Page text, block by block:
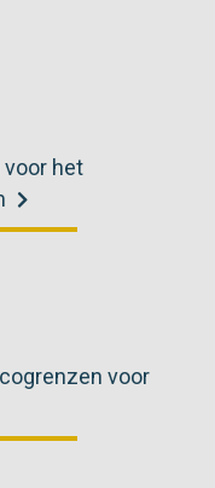
voor het
voor